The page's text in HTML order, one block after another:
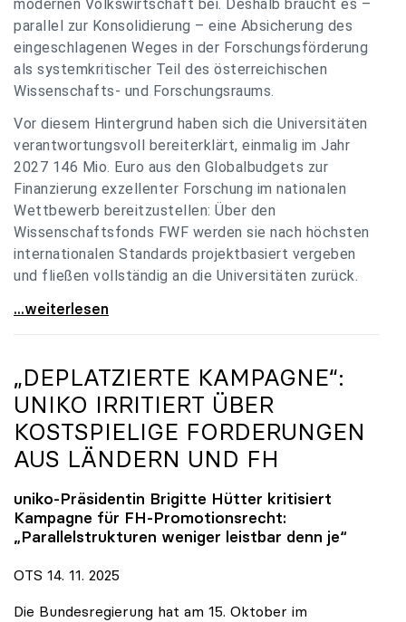
modernen Volkswirtschaft bei. Deshalb braucht es –
parallel zur Konsolidierung – eine Absicherung des
eingeschlagenen Weges in der Forschungsförderung
als systemkritischer Teil des österreichischen
Wissenschafts- und Forschungsraums.
Vor diesem Hintergrund haben sich die Universitäten
verantwortungsvoll bereiterklärt, einmalig im Jahr
2027 146 Mio. Euro aus den Globalbudgets zur
Finanzierung exzellenter Forschung im nationalen
Wettbewerb bereitzustellen: Über den
Wissenschaftsfonds FWF werden sie nach höchsten
internationalen Standards projektbasiert vergeben
und fließen vollständig an die Universitäten zurück.
Gemeinsam für einen starken Wissenschafts- und
...weiterlesen
„DEPLATZIERTE KAMPAGNE“:
UNIKO IRRITIERT ÜBER
KOSTSPIELIGE FORDERUNGEN
AUS LÄNDERN UND FH
uniko-Präsidentin Brigitte Hütter kritisiert
Kampagne für FH-Promotionsrecht:
„Parallelstrukturen weniger leistbar denn je“
OTS 14. 11. 2025
Die Bundesregierung hat am 15. Oktober im